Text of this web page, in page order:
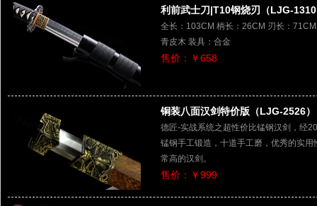
利前武士刀|T10钢烧刃（LJG-
全长：103CM 柄长：26CM 刃长：
青皮木 装具：合金
售价：￥658
铜装八面汉剑特价版（LJG-2526
德匠-实战系统之超性价比锰钢汉剑，经
锰钢手工锻造，十道手工磨，优秀的实
常高的汉剑。
售价：￥999